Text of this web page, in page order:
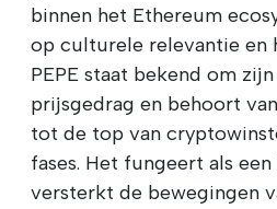
binnen het Ethereum
op culturele relevantie en
PEPE staat bekend om
prijsgedrag en behoort
tot de top van
fases. Het fungeert als
versterkt de bewegingen